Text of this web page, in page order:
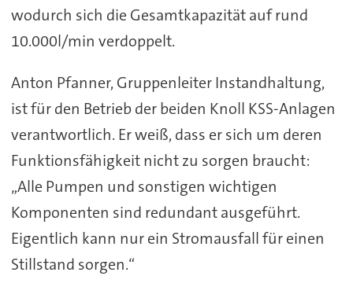
wodurch sich die Gesamtkapazität auf rund
10.000l/min verdoppelt.
Anton Pfanner, Gruppenleiter Instandhaltung,
ist für den Betrieb der beiden Knoll KSS-Anlagen
verantwortlich. Er weiß, dass er sich um deren
Funktionsfähigkeit nicht zu sorgen braucht:
„Alle Pumpen und sonstigen wichtigen
Komponenten sind redundant ausgeführt.
Eigentlich kann nur ein Stromausfall für einen
Stillstand sorgen.“